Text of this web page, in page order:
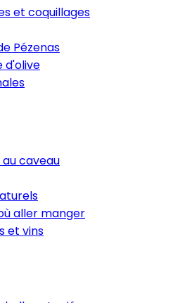
et coquillages
Pézenas
d'olive
caveau
aller manger
et vins